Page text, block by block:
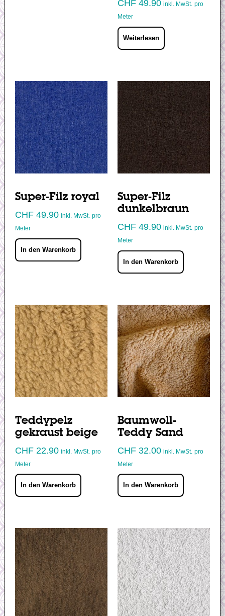
CHF49.90 inkl. MwSt. pro
Meter
Weiterlesen
Super-Filz royal
CHF49.90 inkl. MwSt. pro
Meter
In den Warenkorb
Super-Filz
dunkelbraun
CHF49.90 inkl. MwSt. pro
Meter
In den Warenkorb
Teddypelz
gekraust beige
CHF22.90 inkl. MwSt. pro
Meter
In den Warenkorb
Baumwoll-
Teddy Sand
CHF32.00 inkl. MwSt. pro
Meter
In den Warenkorb